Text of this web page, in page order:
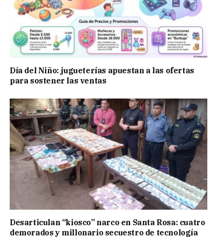
Día del Niño: jugueterías apuestan a las ofertas
para sostener las ventas
Desarticulan “kiosco” narco en Santa Rosa: cuatro
demorados y millonario secuestro de tecnología